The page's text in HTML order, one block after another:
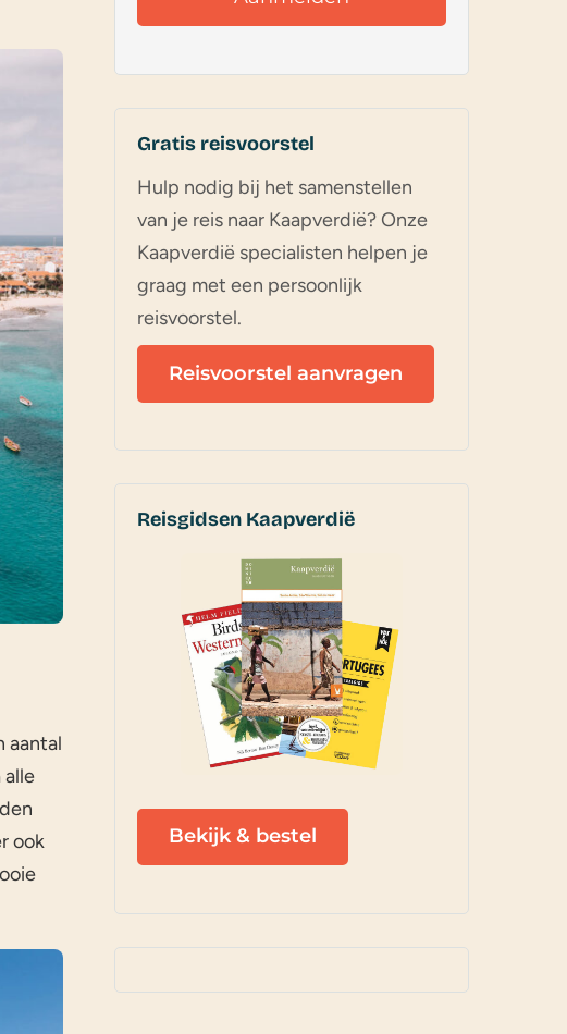
aantal
ook
Gratis reisvoorstel
Hulp nodig bij het samenstellen
van je reis naar Kaapverdië? Onze
Kaapverdië specialisten helpen je
graag met een persoonlijk
reisvoorstel.
Reisvoorstel aanvragen
Reisgidsen Kaapverdië
Bekijk & bestel